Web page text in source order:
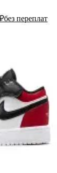
без переплат